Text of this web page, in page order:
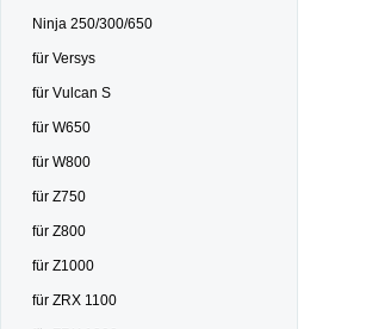
Ninja 250/300/650
für Versys
für Vulcan S
für W650
für W800
für Z750
für Z800
für Z1000
für ZRX 1100